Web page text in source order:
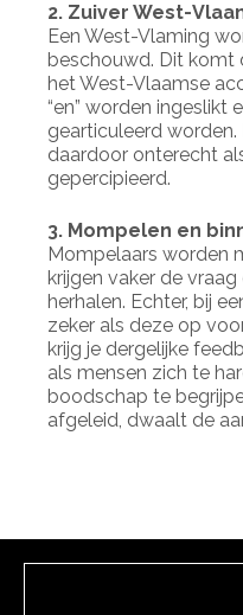
2. Zuiver West-
Een West-Vlaming
beschouwd. Dit komt
het West-Vlaamse
“en” worden ingeslikt
gearticuleerd
daardoor onterecht
gepercipieerd.
3. Mompelen en
Mompelaars worden
krijgen vaker de
herhalen. Echter, bij
zeker als deze op
krijg je dergelijke
als mensen zich te
boodschap te
afgeleid, dwaalt de